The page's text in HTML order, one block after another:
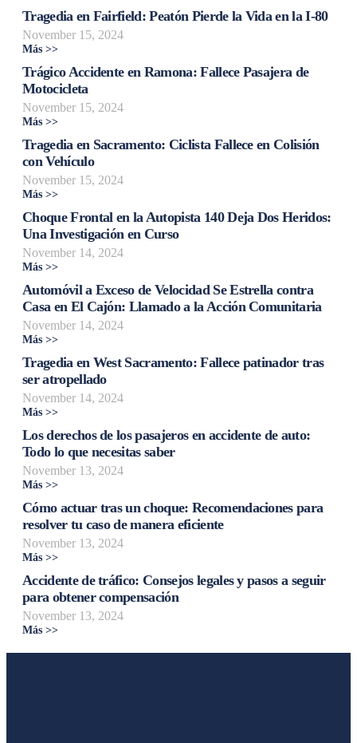
Tragedia en Fairfield: Peatón Pierde la Vida en la I-80
November 15, 2024
Más >>
Trágico Accidente en Ramona: Fallece Pasajera de
Motocicleta
November 15, 2024
Más >>
Tragedia en Sacramento: Ciclista Fallece en Colisión
con Vehículo
November 15, 2024
Más >>
Choque Frontal en la Autopista 140 Deja Dos Heridos:
Una Investigación en Curso
November 14, 2024
Más >>
Automóvil a Exceso de Velocidad Se Estrella contra
Casa en El Cajón: Llamado a la Acción Comunitaria
November 14, 2024
Más >>
Tragedia en West Sacramento: Fallece patinador tras
ser atropellado
November 14, 2024
Más >>
Los derechos de los pasajeros en accidente de auto:
Todo lo que necesitas saber
November 13, 2024
Más >>
Cómo actuar tras un choque: Recomendaciones para
resolver tu caso de manera eficiente
November 13, 2024
Más >>
Accidente de tráfico: Consejos legales y pasos a seguir
para obtener compensación
November 13, 2024
Más >>